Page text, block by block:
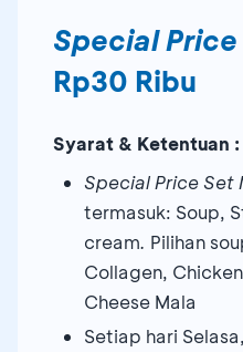
Special
Rp30 Ribu
Syarat & Ketentuan :
Special Price Set
termasuk: Soup,
cream. Pilihan
Collagen,
Cheese Mala
Setiap hari